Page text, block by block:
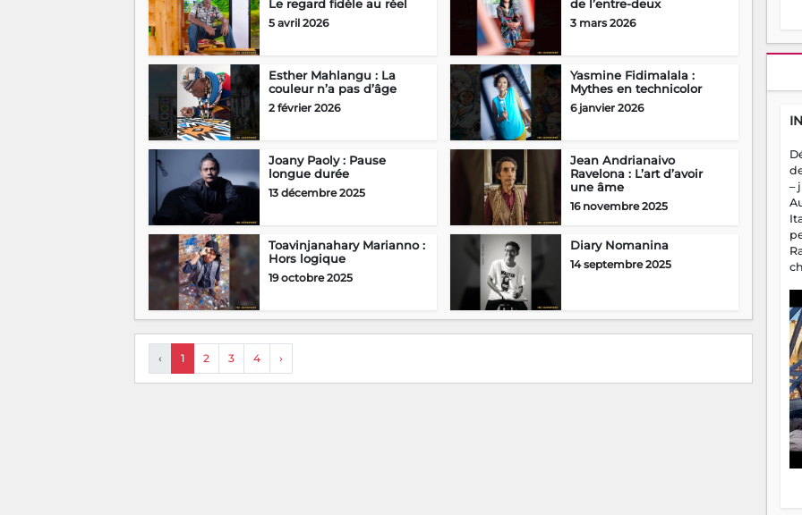
Le regard fidèle au réel
5 avril 2026
de l’entre-deux
3 mars 2026
Esther Mahlangu : La
couleur n’a pas d’âge
2 février 2026
Yasmine Fidimalala :
Mythes en technicolor
6 janvier 2026
Joany Paoly : Pause
longue durée
13 décembre 2025
Jean Andrianaivo
Ravelona : L’art d’avoir
une âme
16 novembre 2025
Toavinjanahary Marianno :
Hors logique
19 octobre 2025
Diary Nomanina
14 septembre 2025
‹ 1 2 3 4 ›
–